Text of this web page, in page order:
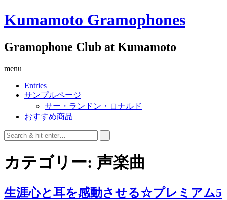
Kumamoto Gramophones
Gramophone Club at Kumamoto
menu
Entries
サンプルページ
サー・ランドン・ロナルド
おすすめ商品
カテゴリー: 声楽曲
生涯心と耳を感動させる☆プレミアム5